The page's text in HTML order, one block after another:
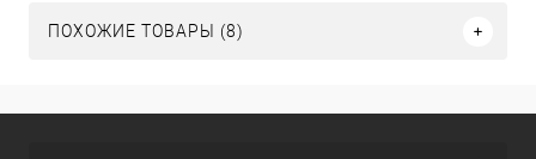
ПОХОЖИЕ ТОВАРЫ (8)